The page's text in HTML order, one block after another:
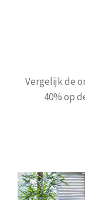
Vergelijk de
40% op